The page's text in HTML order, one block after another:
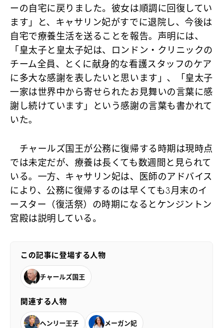
ーの自宅に戻りました。彼女は順調に回復してい
ます」と、キャサリン妃がすでに退院し、今後は
自宅で療養生活を送ることを報告。声明には、
「皇太子と皇太子妃は、ロンドン・クリニックの
チーム全員、とくに献身的な看護スタッフのケア
に多大な感謝を表したいと思います」、「皇太子
一家は世界中から寄せられたお見舞いの言葉に感
謝し続けています」という感謝の言葉も書かれて
いた。
チャールズ国王が公務に復帰する時期は現時点
では未定だが、療養は長くても数週間と見られて
いる。一方、キャサリン妃は、医師のアドバイス
により、公務に復帰するのは早くても3月末のイ
ースター（復活祭）の時期になるとケンジントン
宮殿は説明している。
この記事に登場する人物
チャールズ国王
関連する人物
ヘンリー王子 メーガン妃